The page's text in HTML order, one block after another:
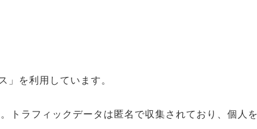
を利用しています。
ラフィックデータは匿名で収集されており、個人